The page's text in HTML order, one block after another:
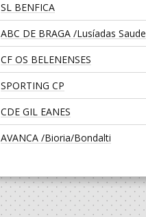
SL BENFICA
ABC DE BRAGA /Lusíadas Saude
CF OS BELENENSES
SPORTING CP
CDE GIL EANES
AVANCA /Bioria/Bondalti
JUVE LIS